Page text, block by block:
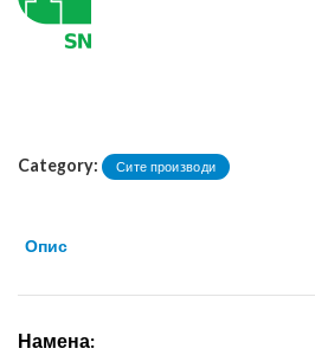
Category: Сите производи
Опис
Намена: